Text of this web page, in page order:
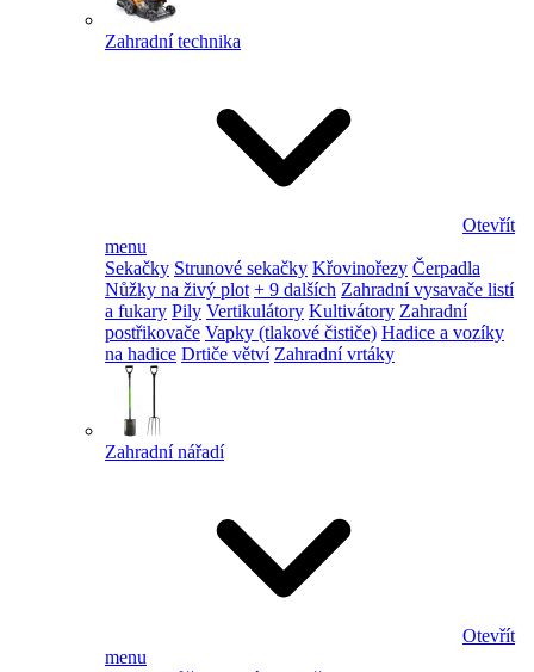
Zahradní technika
Otevřít
menu
Sekačky Strunové sekačky Křovinořezy Čerpadla
Nůžky na živý plot + 9 dalších Zahradní vysavače listí
a fukary Pily Vertikulátory Kultivátory Zahradní
postřikovače Vapky (tlakové čističe) Hadice a vozíky
na hadice Drtiče větví Zahradní vrtáky
Zahradní nářadí
Otevřít
menu